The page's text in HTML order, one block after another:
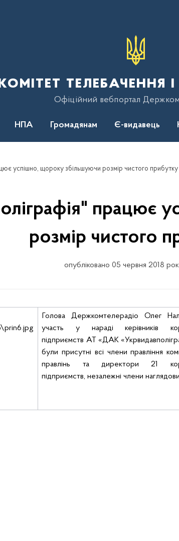
телебачення
Офіційний вебпортал
НПА Громадянам Є-видавець
успішно, щороку збільшуючи розмір чистого прибутку
працює
розмір чистого
опубліковано 05 червня 2018
Голова Держкомтелерадіо Олег
участь у нараді
керівників
підприємств АТ «ДАК «
були присутні всі члени правління
правлінь та директори 21
підприємств, незалежні члени